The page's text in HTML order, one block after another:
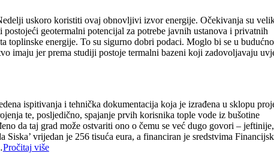
uskoro koristiti ovaj obnovljivi izvor energije. Očekivanja su
geotermalni potencijal za potrebe javnih ustanova i privatnih
toplinske energije. To su sigurno dobri podaci. Moglo bi se u
imaju jer prema studiji postoje termalni bazeni koji zadovoljavaju
ispitivanja i tehnička dokumentacija koja je izrađena u sklopu
te, posljedično, spajanje prvih korisnika tople vode iz bušotine
da taj grad može ostvariti ono o čemu se već dugo govori – jeftinije,
vrijedan je 256 tisuća eura, a financiran je sredstvima
Pročitaj više